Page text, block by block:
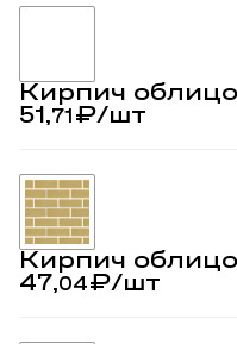
Кирпич
51,71 ₽/шт
Кирпич
47,04₽/шт